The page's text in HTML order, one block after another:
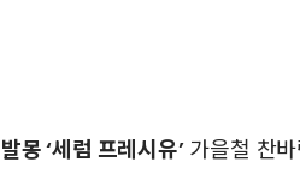
발몽 ‘세럼 프레시유’가을철 찬바